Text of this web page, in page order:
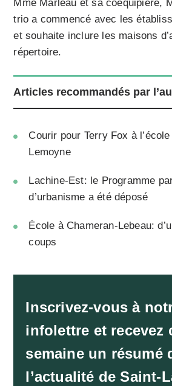
Mme Marleau et sa coéquipière,
trio a commencé avec les
et souhaite inclure les maisons
répertoire.
Articles recommandés par
Courir pour Terry Fox à
Lemoyne
Lachine-Est: le Programme
d’urbanisme a été déposé
École à Chameran-Lebeau:
coups
Inscrivez-vous à
infolettre et recevez
semaine un résumé
l’actualité de Saint-